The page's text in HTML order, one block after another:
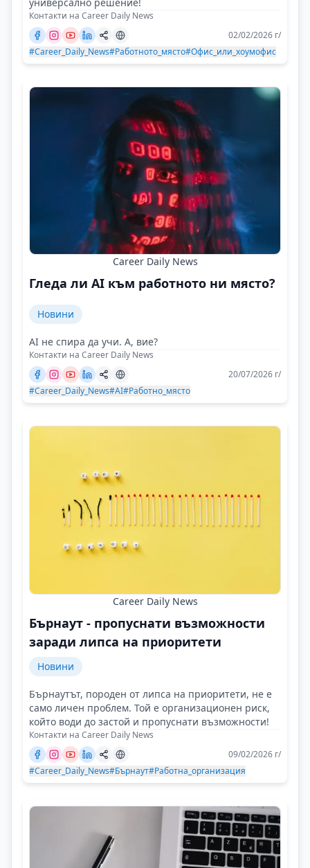
Контакти на Career Daily News
02/02/2026 г/
#Career_Daily_News#Работното_място#Офис_или_хоумофис
Career Daily News
Гледа ли AI към работното ни място?
Новини
AI не спира да учи. А, вие?
Контакти на Career Daily News
20/07/2026 г/
#Career_Daily_News#AI#Работно_място
Career Daily News
Бърнаут - пропуснати възможности
заради липса на приоритети
Новини
Бърнаутът, породен от липса на приоритети, не е
само личен проблем. Той е организационен риск,
който води до застой и пропуснати възможности!
Контакти на Career Daily News
09/02/2026 г/
#Career_Daily_News#Бърнаут#Работна_организация